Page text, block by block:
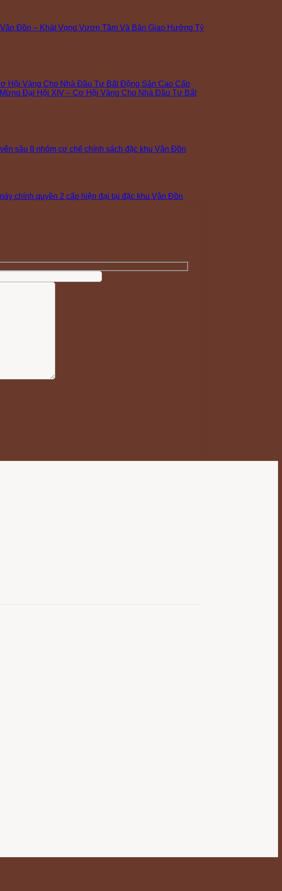
Đồn – Khát Vọng Vươn Tầm Và Bản Giao Hưởng Tỷ
Hội Vàng Cho Nhà Đầu Tư Bất Động Sản Cao Cấp
Đại Hội XIV – Cơ Hội Vàng Cho Nhà Đầu Tư Bất
sâu 8 nhóm cơ chế chính sách đặc khu Vân Đồn
chính quyền 2 cấp hiện đại tại đặc khu Vân Đồn